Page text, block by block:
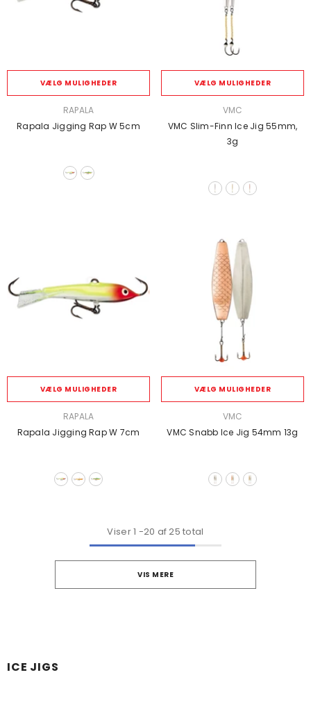
VÆLG MULIGHEDER
RAPALA
Rapala Jigging Rap W 5cm
VÆLG MULIGHEDER
VMC
VMC Slim-Finn Ice Jig 55mm,
3g
VÆLG MULIGHEDER
RAPALA
Rapala Jigging Rap W 7cm
VÆLG MULIGHEDER
VMC
VMC Snabb Ice Jig 54mm 13g
Viser1 -20 af 25 total
VIS MERE
ICE JIGS